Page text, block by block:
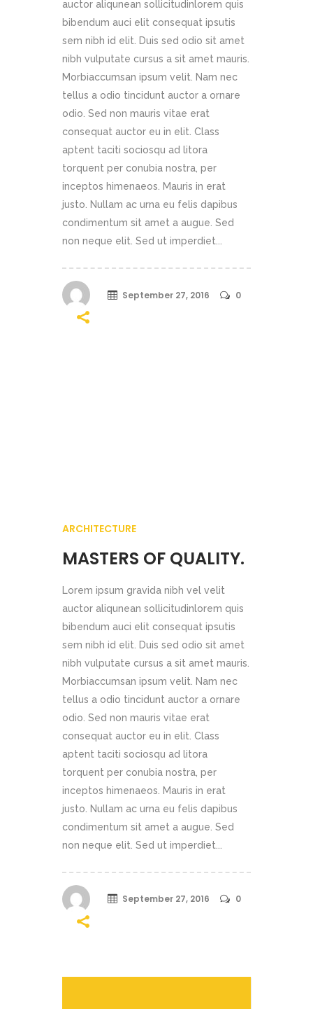
auctor aliqunean sollicitudinlorem quis
bibendum auci elit consequat ipsutis
sem nibh id elit. Duis sed odio sit amet
nibh vulputate cursus a sit amet mauris.
Morbiaccumsan ipsum velit. Nam nec
tellus a odio tincidunt auctor a ornare
odio. Sed non mauris vitae erat
consequat auctor eu in elit. Class
aptent taciti sociosqu ad litora
torquent per conubia nostra, per
inceptos himenaeos. Mauris in erat
justo. Nullam ac urna eu felis dapibus
condimentum sit amet a augue. Sed
non neque elit. Sed ut imperdiet...
September 27, 2016 0
ARCHITECTURE
MASTERS OF QUALITY.
Lorem ipsum gravida nibh vel velit
auctor aliqunean sollicitudinlorem quis
bibendum auci elit consequat ipsutis
sem nibh id elit. Duis sed odio sit amet
nibh vulputate cursus a sit amet mauris.
Morbiaccumsan ipsum velit. Nam nec
tellus a odio tincidunt auctor a ornare
odio. Sed non mauris vitae erat
consequat auctor eu in elit. Class
aptent taciti sociosqu ad litora
torquent per conubia nostra, per
inceptos himenaeos. Mauris in erat
justo. Nullam ac urna eu felis dapibus
condimentum sit amet a augue. Sed
non neque elit. Sed ut imperdiet...
September 27, 2016 0